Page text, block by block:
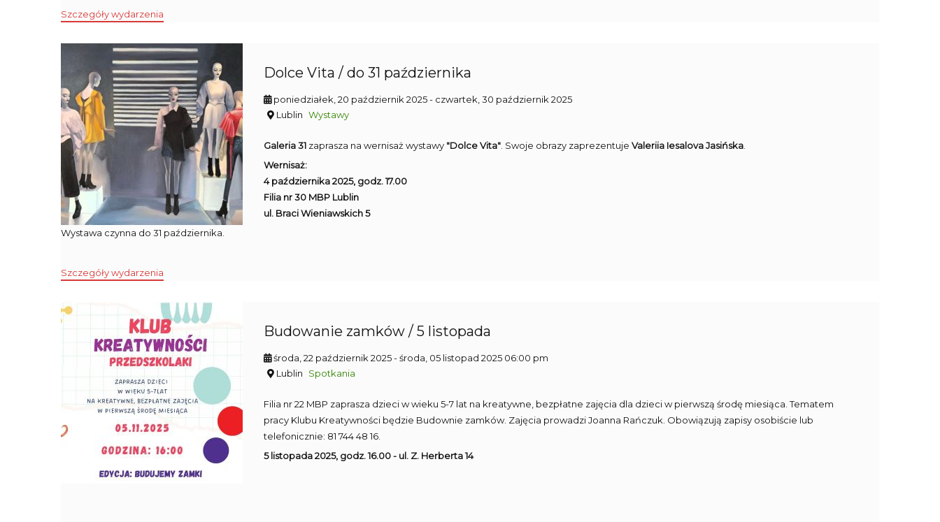
Szczegóły wydarzenia
Dolce Vita / do 31 października
poniedziałek, 20 październik 2025- czwartek, 30 październik 2025
Lublin Wystawy
Galeria 31 zaprasza na wernisaż wystawy "Dolce Vita" . Swoje obrazy zaprezentuje Valeriia Iesalova Jasińska
Wernisaż:
4 października 2025, godz. 17.00
Filia nr 30 MBP Lublin
ul. Braci Wieniawskich 5
Wystawa czynna do 31 października.
Szczegóły wydarzenia
Budowanie zamków / 5 listopada
środa, 22 październik 2025- środa, 05 listopad 2025 06:00 pm
Lublin
Spotkania
Filia nr 22 MBP zaprasza dzieci w wieku 5-7 lat na kreatywne, bezpłatne zajęcia dla dzieci w pierwszą środę miesiąca. Tematem
pracy Klubu Kreatywności będzie Budownie zamków. Zajęcia prowadzi Joanna Rańczuk. Obowiązują zapisy osobiście lub
telefonicznie: 81 744 48 16.
5 listopada 2025, godz. 16.00 - ul. Z. Herberta 14